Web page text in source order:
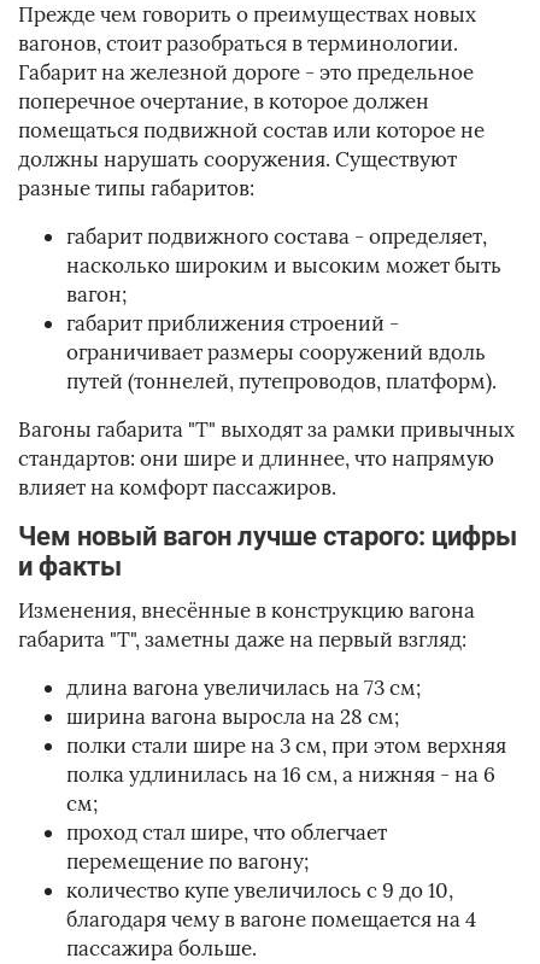
Прежде чем говорить о преимуществах новых
вагонов, стоит разобраться в терминологии.
Габарит на железной дороге - это предельное
поперечное очертание, в которое должен
помещаться подвижной состав или которое не
должны нарушать сооружения. Существуют
разные типы габаритов:
габарит подвижного состава - определяет,
насколько широким и высоким может быть
вагон;
габарит приближения строений -
ограничивает размеры сооружений вдоль
путей (тоннелей, путепроводов, платформ).
Вагоны габарита "Т" выходят за рамки привычных
стандартов: они шире и длиннее, что напрямую
влияет на комфорт пассажиров.
Чем новый вагон лучше старого: цифры
и факты
Изменения, внесённые в конструкцию вагона
габарита "Т", заметны даже на первый взгляд:
длина вагона увеличилась на 73 см;
ширина вагона выросла на 28 см;
полки стали шире на 3 см, при этом верхняя
полка удлинилась на 16 см, а нижняя - на 6
см;
проход стал шире, что облегчает
перемещение по вагону;
количество купе увеличилось с 9 до 10,
благодаря чему в вагоне помещается на 4
пассажира больше.